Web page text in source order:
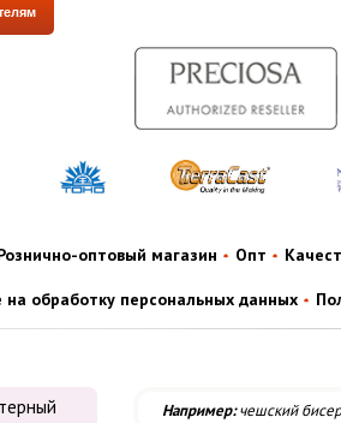
оптовый магазин Опт
на обработку персональных данных
Например:чешский бисер